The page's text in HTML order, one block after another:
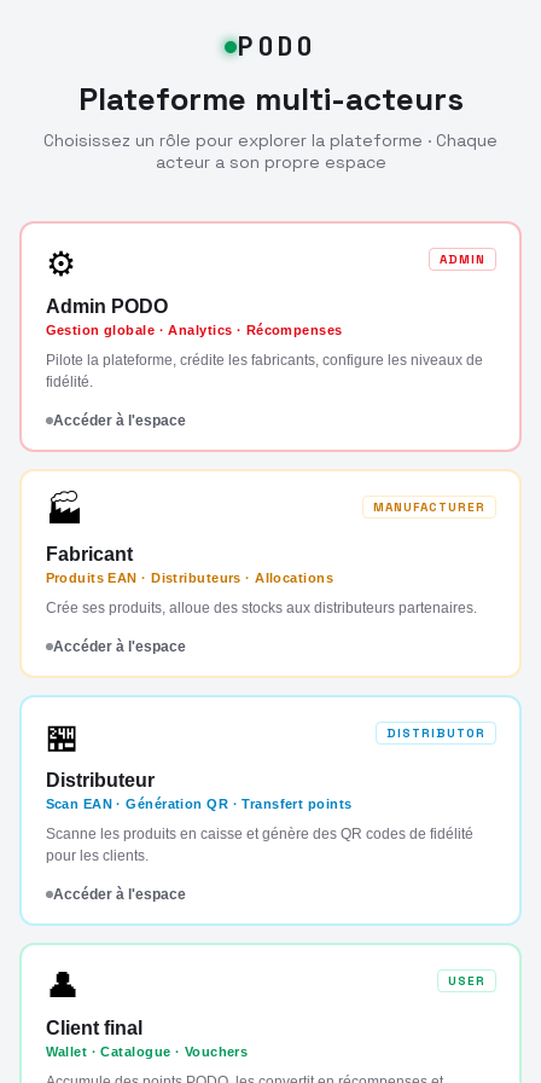
PODO
Plateforme multi-acteurs
Choisissez un rôle pour explorer la plateforme · Chaque
acteur a son propre espace
⚙ ADMIN
Admin PODO
Gestion globale · Analytics · Récompenses
Pilote la plateforme, crédite les fabricants, configure les niveaux de
fidélité.
Accéder à l'espace
🏭 MANUFACTURER
Fabricant
Produits EAN · Distributeurs · Allocations
Crée ses produits, alloue des stocks aux distributeurs partenaires.
Accéder à l'espace
🏪 DISTRIBUTOR
Distributeur
Scan EAN · Génération QR · Transfert points
Scanne les produits en caisse et génère des QR codes de fidélité
pour les clients.
Accéder à l'espace
👤 USER
Client final
Wallet · Catalogue · Vouchers